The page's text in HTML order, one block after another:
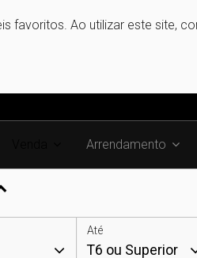
favoritos. Ao utilizar este site,
Arrendamento
Até